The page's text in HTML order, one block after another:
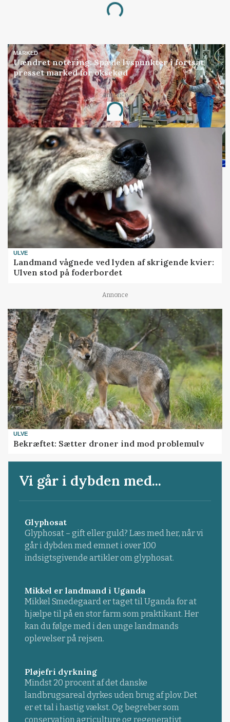
Loading...
MARKED
Uændret notering: Spæde lyspunkter i fortsat
presset marked for oksekød
Annonce
Loading...
ULVE
Landmand vågnede ved lyden af skrigende kvier:
Ulven stod på foderbordet
Annonce
ULVE
Bekræftet: Sætter droner ind mod problemulv
Vi går i dybden med...
Glyphosat
Glyphosat – gift eller guld? Læs med her, når vi
går i dybden med emnet i over 100
indsigtsgivende artikler om glyphosat.
Mikkel er landmand i Uganda
Mikkel Smedegaard er taget til Uganda for at
hjælpe til på en stor farm som praktikant. Her
kan du følge med i den unge landmands
oplevelser på rejsen.
Pløjefri dyrkning
Mindst 20 procent af det danske
landbrugsareal dyrkes uden brug af plov. Det
er et tal i hastig vækst. Og begreber som
conservation agriculture og regenerativt